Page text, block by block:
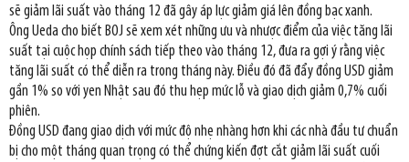
sẽ giảm lãi suất vào tháng 12 đã gây áp lực giảm giá lên đồng bạc xanh.
Ông Ueda cho biết BOJ sẽ xem xét những ưu và nhược điểm của việc tăng lãi
suất tại cuộc họp chính sách tiếp theo vào tháng 12, đưa ra gợi ý rằng việc
tăng lãi suất có thể diễn ra trong tháng này. Điều đó đã đẩy đồng USD giảm
gần 1% so với yen Nhật sau đó thu hẹp mức lỗ và giao dịch giảm 0,7% cuối
phiên.
Đồng USD đang giao dịch với mức độ nhẹ nhàng hơn khi các nhà đầu tư chuẩn
bị cho một tháng quan trọng có thể chứng kiến đợt cắt giảm lãi suất cuối